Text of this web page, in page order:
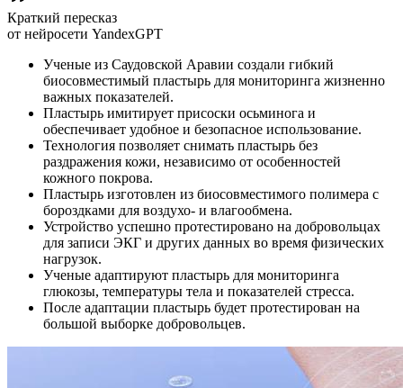
Краткий пересказ
от нейросети YandexGPT
Ученые из Саудовской Аравии создали гибкий
биосовместимый пластырь для мониторинга жизненно
важных показателей.
Пластырь имитирует присоски осьминога и
обеспечивает удобное и безопасное использование.
Технология позволяет снимать пластырь без
раздражения кожи, независимо от особенностей
кожного покрова.
Пластырь изготовлен из биосовместимого полимера с
бороздками для воздухо- и влагообмена.
Устройство успешно протестировано на добровольцах
для записи ЭКГ и других данных во время физических
нагрузок.
Ученые адаптируют пластырь для мониторинга
глюкозы, температуры тела и показателей стресса.
После адаптации пластырь будет протестирован на
большой выборке добровольцев.